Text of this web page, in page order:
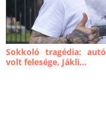
Sokkoló tragédia:
volt felesége, Jákli...